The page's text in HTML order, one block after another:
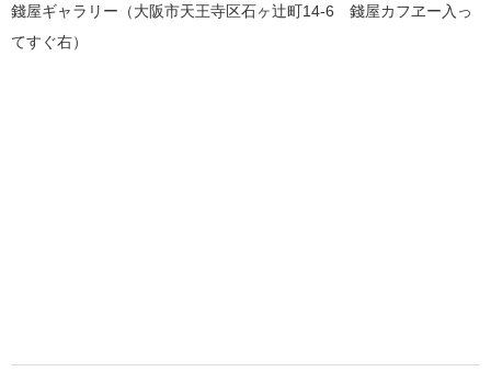
錢屋ギャラリー（大阪市天王寺区石ヶ辻町14-6 錢屋カフヱー入っ
てすぐ右）